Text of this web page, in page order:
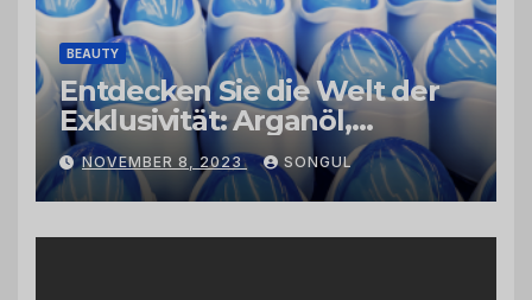
BEAUTY
Entdecken Sie die Welt der
Exklusivität: Arganöl,
Kaktusfeigenkernöl und
Schwarzkümmelöl von
vertrauenswürdigen
Großhändlern und Anbietern
NOVEMBER 8, 2023 SONGUL